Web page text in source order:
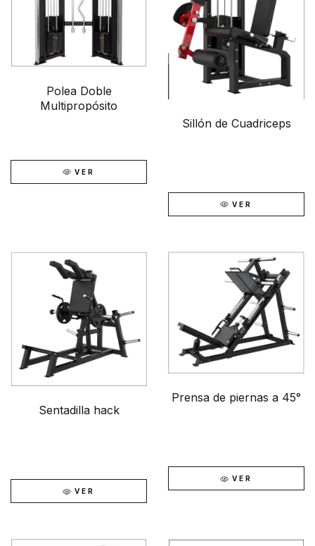
Polea Doble
Multipropósito
VER
Sillón de Cuadriceps
VER
Sentadilla hack
VER
Prensa de piernas a 45°
VER